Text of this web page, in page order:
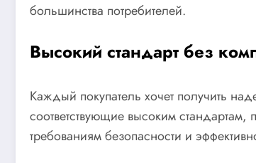
большинства потребителей.
Высокий стандарт без
Каждый покупатель хочет получить
соответствующие высоким
требованиям безопасности и